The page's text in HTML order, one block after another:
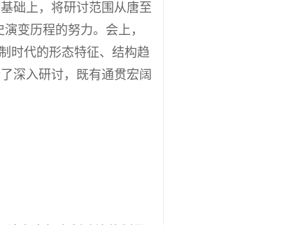
础上，将研讨范围从唐至
变历程的努力。会上，
时代的形态特征、结构趋
深入研讨，既有通贯宏阔